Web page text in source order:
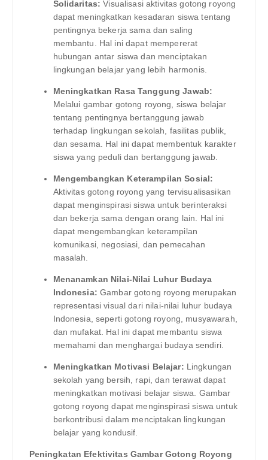
Solidaritas: Visualisasi aktivitas gotong royong
dapat meningkatkan kesadaran siswa tentang
pentingnya bekerja sama dan saling
membantu. Hal ini dapat mempererat
hubungan antar siswa dan menciptakan
lingkungan belajar yang lebih harmonis.
Meningkatkan Rasa Tanggung Jawab:
Melalui gambar gotong royong, siswa belajar
tentang pentingnya bertanggung jawab
terhadap lingkungan sekolah, fasilitas publik,
dan sesama. Hal ini dapat membentuk karakter
siswa yang peduli dan bertanggung jawab.
Mengembangkan Keterampilan Sosial:
Aktivitas gotong royong yang tervisualisasikan
dapat menginspirasi siswa untuk berinteraksi
dan bekerja sama dengan orang lain. Hal ini
dapat mengembangkan keterampilan
komunikasi, negosiasi, dan pemecahan
masalah.
Menanamkan Nilai-Nilai Luhur Budaya
Indonesia: Gambar gotong royong merupakan
representasi visual dari nilai-nilai luhur budaya
Indonesia, seperti gotong royong, musyawarah,
dan mufakat. Hal ini dapat membantu siswa
memahami dan menghargai budaya sendiri.
Meningkatkan Motivasi Belajar: Lingkungan
sekolah yang bersih, rapi, dan terawat dapat
meningkatkan motivasi belajar siswa. Gambar
gotong royong dapat menginspirasi siswa untuk
berkontribusi dalam menciptakan lingkungan
belajar yang kondusif.
Peningkatan Efektivitas Gambar Gotong Royong